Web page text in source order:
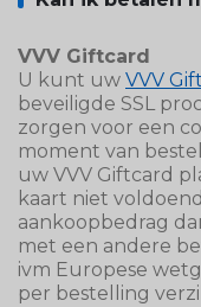
VVV Giftcard
U kunt uw VVV
beveiligde SSL
zorgen voor een
moment van
uw VVV Giftcard
kaart niet
aankoopbedrag
met een andere
ivm Europese
per bestelling